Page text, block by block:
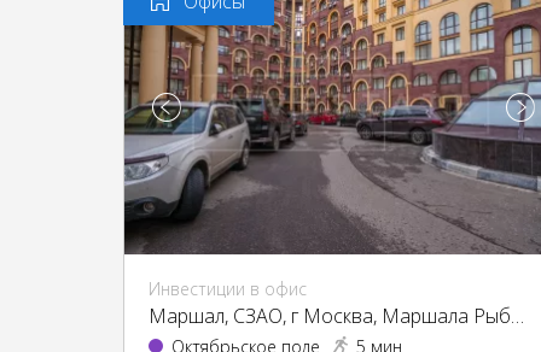
Инвестиции в офис
Маршал, CЗАО, г Москва, Маршала Рыбалко ул., 2
Октябрьское поле 5 мин